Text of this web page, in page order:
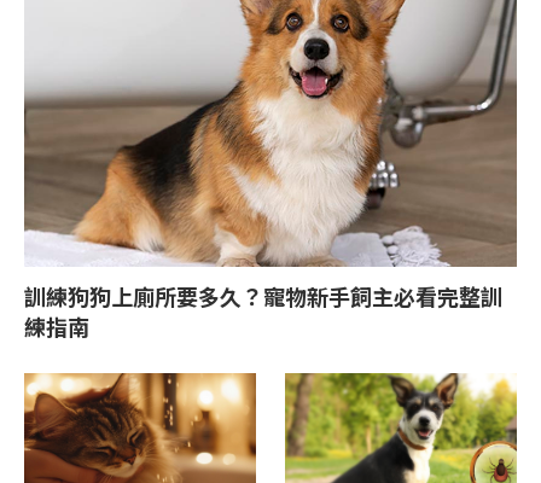
訓練狗狗上廁所要多久？寵物新手飼主必看完整訓
練指南